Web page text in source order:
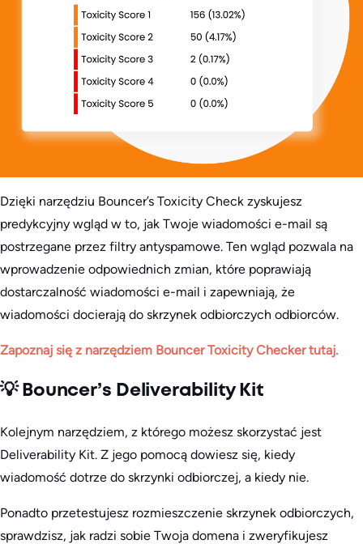
Dzięki narzędziu Bouncer’s Toxicity Check zyskujesz
predykcyjny wgląd w to, jak Twoje wiadomości e-mail są
postrzegane przez filtry antyspamowe. Ten wgląd pozwala na
wprowadzenie odpowiednich zmian, które poprawiają
dostarczalność wiadomości e-mail i zapewniają, że
wiadomości docierają do skrzynek odbiorczych odbiorców.
Zapoznaj się z narzędziem Bouncer Toxicity Checker tutaj.
💡 Bouncer’s Deliverability Kit
Kolejnym narzędziem, z którego możesz skorzystać jest
Deliverability Kit. Z jego pomocą dowiesz się, kiedy
wiadomość dotrze do skrzynki odbiorczej, a kiedy nie.
Ponadto przetestujesz rozmieszczenie skrzynek odbiorczych,
sprawdzisz, jak radzi sobie Twoja domena i zweryfikujesz